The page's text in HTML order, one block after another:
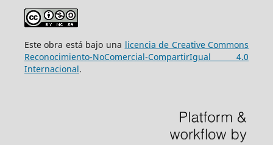
Este obra está bajo una licencia de Creative Commons
Reconocimiento-NoComercial-CompartirIgual 4.0
Internacional.